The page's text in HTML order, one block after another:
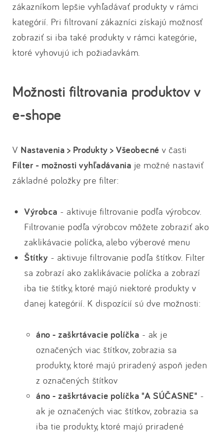
zákazníkom lepšie vyhľadávať produkty v rámci
kategórií. Pri filtrovaní zákazníci získajú možnosť
zobraziť si iba také produkty v rámci kategórie,
ktoré vyhovujú ich požiadavkám.
Možnosti filtrovania produktov v
e-shope
V Nastavenia > Produkty > Všeobecné v časti
Filter - možnosti vyhľadávania je možné nastaviť
základné položky pre filter:
Výrobca - aktivuje filtrovanie podľa výrobcov.
Filtrovanie podľa výrobcov môžete zobraziť ako
zaklikávacie políčka, alebo výberové menu
Štítky - aktivuje filtrovanie podľa štítkov. Filter
sa zobrazí ako zaklikávacie políčka a zobrazí
iba tie štítky, ktoré majú niektoré produkty v
danej kategórií. K dispozícií sú dve možnosti:
áno - zaškrtávacie políčka - ak je
označených viac štítkov, zobrazia sa
produkty, ktoré majú priradený aspoň jeden
z označených štítkov
áno - zaškrtávacie políčka "A SÚČASNE" -
ak je označených viac štítkov, zobrazia sa
iba tie produkty, ktoré majú priradené